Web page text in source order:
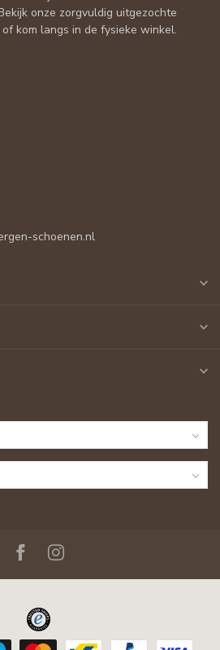
onze zorgvuldig uitgezochte
kom langs in de fysieke winkel.
schoenen.nl